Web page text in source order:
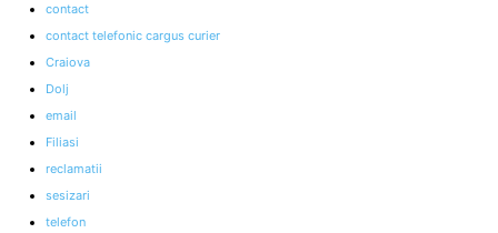
contact
contact telefonic cargus curier
Craiova
Dolj
email
Filiasi
reclamatii
sesizari
telefon